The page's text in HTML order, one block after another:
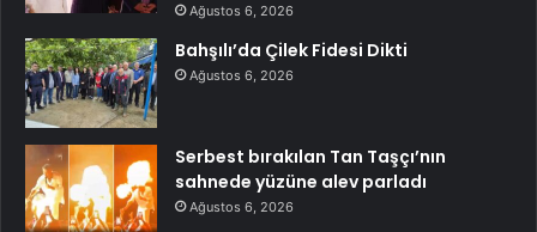
Ağustos 6, 2026
Bahşılı’da Çilek Fidesi Dikti
Ağustos 6, 2026
Serbest bırakılan Tan Taşçı’nın
sahnede yüzüne alev parladı
Ağustos 6, 2026